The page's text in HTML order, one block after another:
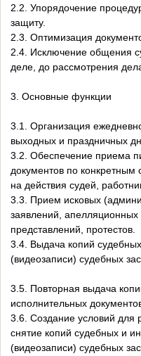
2.2. Упорядочение
защиту.
2.3. Оптимизация
2.4. Исключение общения
деле, до рассмотрения
3. Основные функции
3.1. Организация
выходных и праздничных
3.2. Обеспечение приема
документов по
на действия судей,
3.3. Прием исковых
заявлений,
представлений, протестов.
3.4. Выдача копий
(видеозаписи) судебных
3.5. Повторная выдача
исполнительных
3.6. Создание условий для
снятие копий судебных и
(видеозаписи) судебных